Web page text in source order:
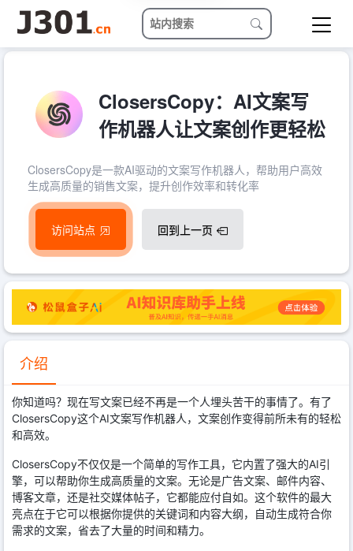
ClosersCopy：AI文案写
作机器人让文案创作更轻松
ClosersCopy是一款AI驱动的文案写作机器人，帮助用户高效
生成高质量的销售文案，提升创作效率和转化率
访问站点 回到上一页
介绍
你知道吗？现在写文案已经不再是一个人埋头苦干的事情了。有了
ClosersCopy这个AI文案写作机器人，文案创作变得前所未有的轻松
和高效。
ClosersCopy不仅仅是一个简单的写作工具，它内置了强大的AI引
擎，可以帮助你生成高质量的文案。无论是广告文案、邮件内容、
博客文章，还是社交媒体帖子，它都能应付自如。这个软件的最大
亮点在于它可以根据你提供的关键词和内容大纲，自动生成符合你
需求的文案，省去了大量的时间和精力。